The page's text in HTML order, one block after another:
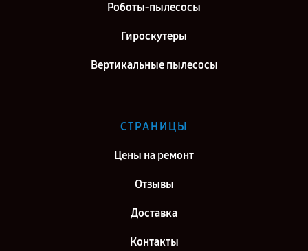
Роботы-пылесосы
Гироскутеры
Вертикальные пылесосы
СТРАНИЦЫ
Цены на ремонт
Отзывы
Доставка
Контакты